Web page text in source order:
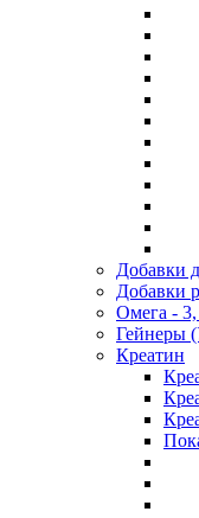
Добавки
Добавки
Омега -
Гейнеры
Креатин